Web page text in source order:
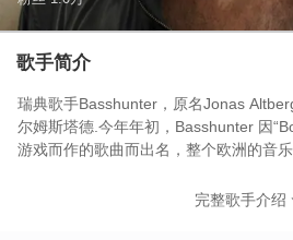
歌手简介
瑞典歌手Basshunter，原名Jonas
尔姆斯塔德.今年年初，Basshunter 因
游戏而作的歌曲而出名，整个欧洲的音
三名的排行榜。另外一首走红的歌曲是
完整歌手介绍